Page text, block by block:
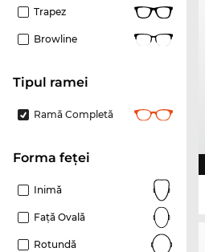
Trapez
Browline
Tipul ramei
Ramă Completă
Forma feței
Inimă
Față Ovală
Rotundă